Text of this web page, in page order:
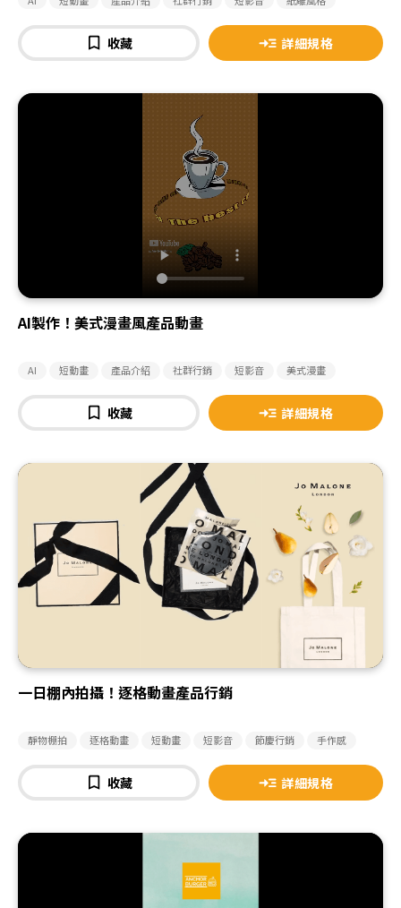
收藏 詳細規格
AI製作！美式漫畫風產品動畫
AI 短動畫 產品介紹 社群行銷 短影音 美式漫畫
收藏 詳細規格
一日棚內拍攝！逐格動畫產品行銷
靜物棚拍 逐格動畫 短動畫 短影音 節慶行銷 手作感
收藏 詳細規格